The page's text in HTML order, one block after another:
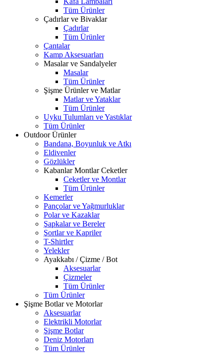
Tüm Ürünler
Çadırlar ve Bivaklar
Çadırlar
Tüm Ürünler
Çantalar
Kamp Aksesuarları
Masalar ve Sandalyeler
Masalar
Tüm Ürünler
Şişme Ürünler ve Matlar
Matlar ve Yataklar
Tüm Ürünler
Uyku Tulumları ve Yastıklar
Tüm Ürünler
Outdoor Ürünler
Bandana, Boyunluk ve Atkı
Eldivenler
Gözlükler
Kabanlar Montlar Ceketler
Ceketler ve Montlar
Tüm Ürünler
Kemerler
Pançolar ve Yağmurluklar
Polar ve Kazaklar
Şapkalar ve Bereler
Şortlar ve Kapriler
T-Shirtler
Yelekler
Ayakkabı / Çizme / Bot
Aksesuarlar
Çizmeler
Tüm Ürünler
Tüm Ürünler
Şişme Botlar ve Motorlar
Aksesuarlar
Elektrikli Motorlar
Şişme Botlar
Deniz Motorları
Tüm Ürünler